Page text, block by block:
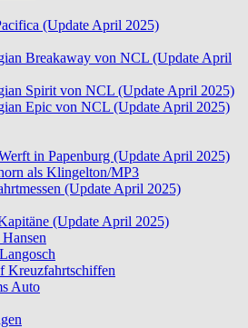
(Update April 2025)
Breakaway von NCL (Update April
Spirit von NCL (Update April 2025)
Epic von NCL (Update April 2025)
in Papenburg (Update April 2025)
als Klingelton/MP3
(Update April 2025)
(Update April 2025)
Kreuzfahrtschiffen
Auto